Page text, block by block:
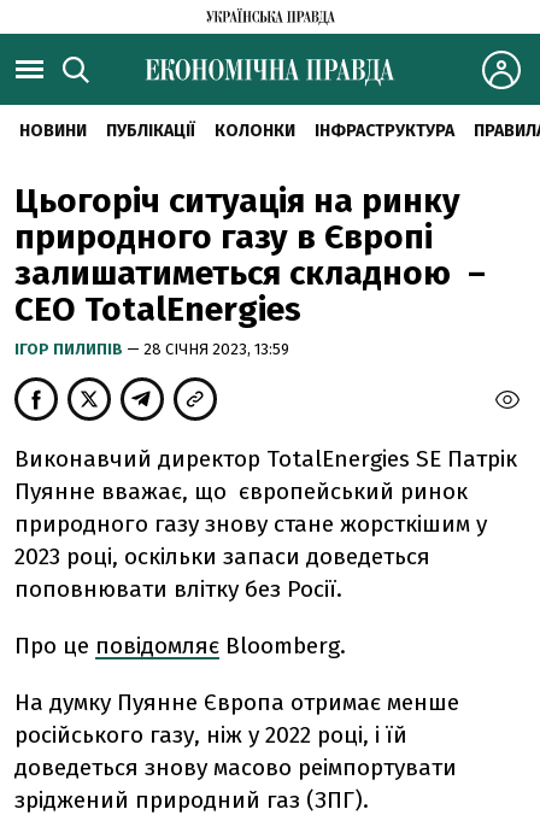
НОВИНИ ПУБЛІКАЦІЇ КОЛОНКИ ІНФРАСТРУКТУРА
Цьогоріч ситуація на ринку
природного газу в Європі
залишатиметься складною –
CEO TotalEnergies
ІГОР ПИЛИПІВ — 28 СІЧНЯ 2023, 13:59
Виконавчий директор TotalEnergies SE Патрік
Пуянне вважає, що європейський ринок
природного газу знову стане жорсткішим у
2023 році, оскільки запаси доведеться
поповнювати влітку без Росії.
Про це повідомляє Bloomberg.
На думку Пуянне Європа отримає менше
російського газу, ніж у 2022 році, і їй
доведеться знову масово реімпортувати
зріджений природний газ (ЗПГ).